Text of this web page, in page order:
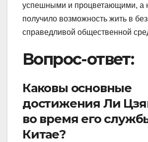
успешными и процветающими, а
получило возможность жить в
справедливой общественной
Вопрос-ответ:
Каковы основные
достижения Ли
во время его
Китае?